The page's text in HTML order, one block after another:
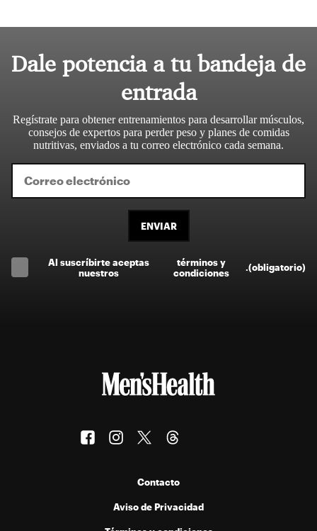
Dale potencia a tu bandeja de
entrada
Regístrate para obtener entrenamientos para desarrollar músculos,
consejos de expertos para perder peso y planes de comidas
nutritivas, enviados a tu correo electrónico cada semana.
ENVIAR
Al suscríbirte aceptas
nuestros
términos y
condiciones
.(obligatorio)
Contacto
Aviso de Privacidad